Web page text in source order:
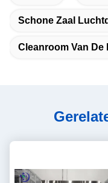
Schone Zaal
Cleanroom Van